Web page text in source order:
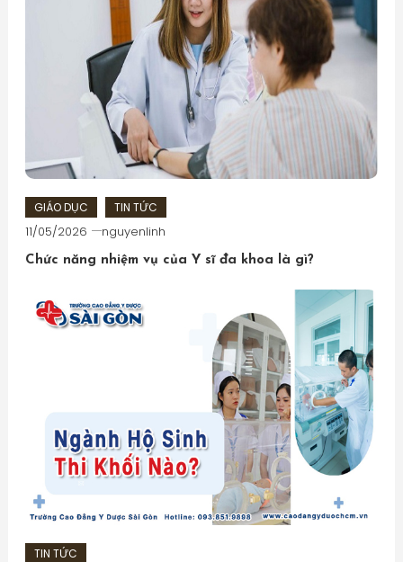
GIÁO DỤC TIN TỨC
11/05/2026 nguyenlinh
Chức năng nhiệm vụ của Y sĩ đa khoa là gì?
TIN TỨC